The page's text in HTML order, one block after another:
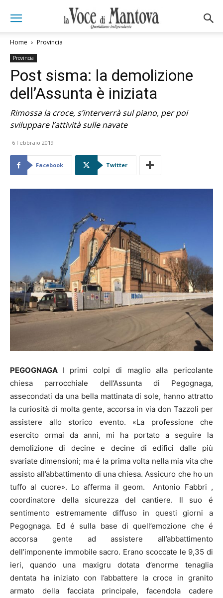
Home Provincia
Provincia
Post sisma: la demolizione
dell’Assunta è iniziata
Rimossa la croce, s’interverrà sul piano, per poi
sviluppare l’attività sulle navate
6 Febbraio 2019
Facebook Twitter
PEGOGNAGA I primi colpi di maglio alla pericolante
chiesa parrocchiale dell’Assunta di Pegognaga,
assecondati da una bella mattinata di sole, hanno attratto
la curiosità di molta gente, accorsa in via don Tazzoli per
assistere allo storico evento. «La professione che
esercito ormai da anni, mi ha portato a seguire la
demolizione di decine e decine di edifici dalle più
svariate dimensioni; ma é la prima volta nella mia vita che
assisto all’abbattimento di una chiesa. Assicuro che ho un
tuffo al cuore». Lo afferma il geom. Antonio Fabbri ,
coordinatore della sicurezza del cantiere. Il suo é
sentimento estremamente diffuso in questi giorni a
Pegognaga. Ed é sulla base di quell’emozione che é
accorsa gente ad assistere all’abbattimento
dell’imponente immobile sacro. Erano scoccate le 9,35 di
ieri, quando una maxigru dotata d’enorme tenaglia
dentata ha iniziato con l’abbattere la croce in granito
armato della facciata principale, facendola cadere